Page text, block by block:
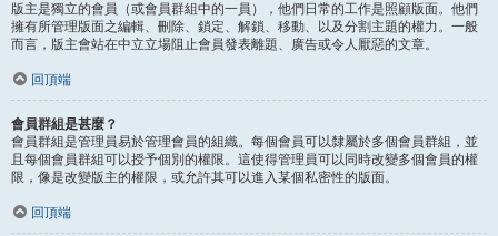
版主是獨立的會員（或會員群組中的一員），他們日常的工作是照顧版面。他們
擁有所管理版面之編輯、刪除、鎖定、解鎖、移動、以及分割主題的權力。一般
而言，版主會站在中立立場阻止會員發表離題、廣告或令人厭惡的文章。
回頂端
會員群組是甚麼？
會員群組是管理員易於管理會員的組織。每個會員可以隸屬於多個會員群組，並
且每個會員群組可以授予個別的權限。這使得管理員可以同時改變多個會員的權
限，像是改變版主的權限，或允許其可以進入某個私密性的版面。
回頂端